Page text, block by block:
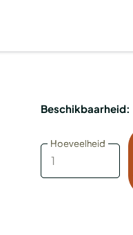
Beschikbaarheid:
Hoeveelheid
Hoeveelheid